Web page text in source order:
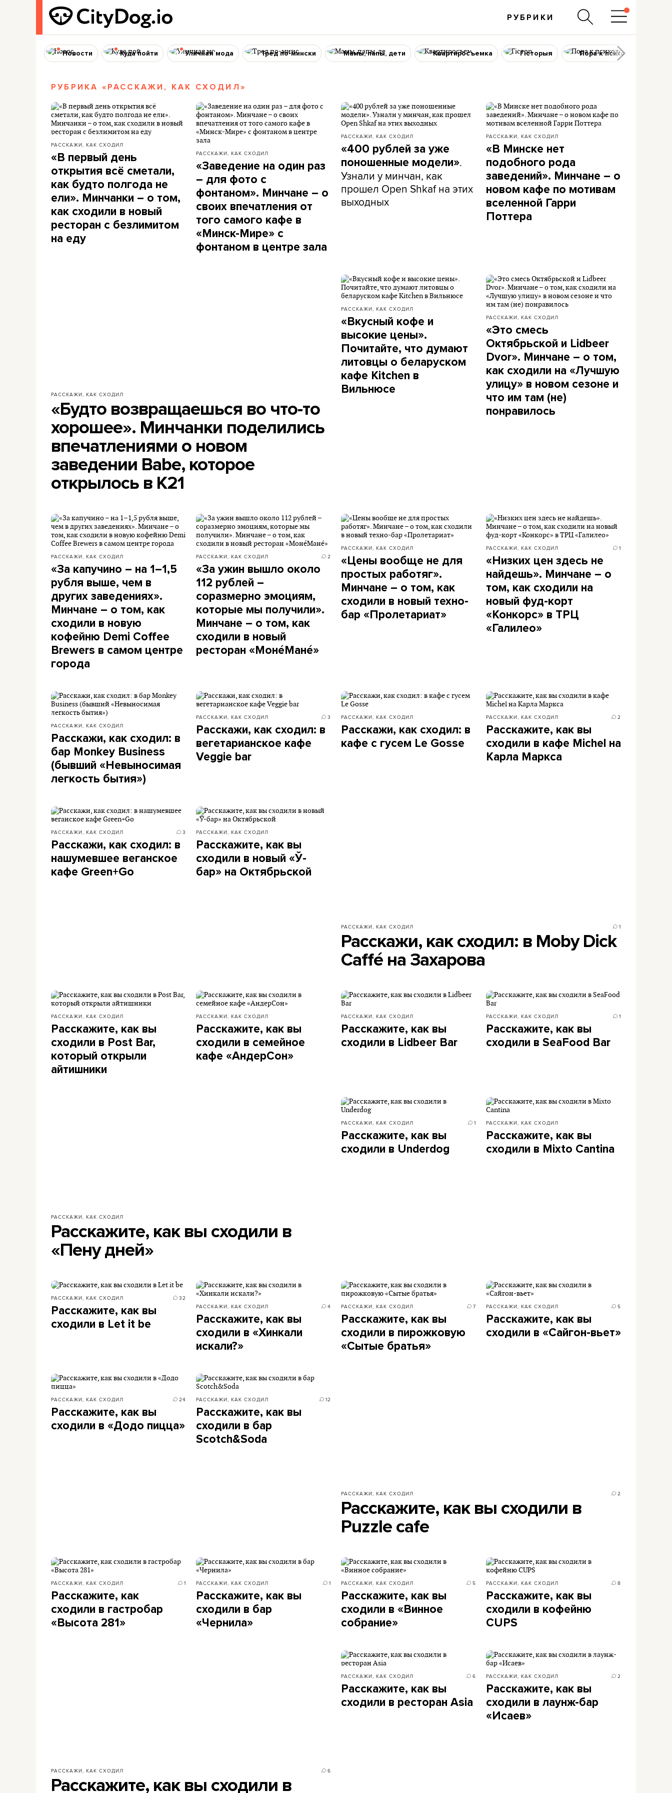
РУБРИКИ
Новости Куда пойти Уличная мода Тред по-мински Мамы, папы, дети Квартиросъемка Гісторыя Пора к психологу
РУБРИКА «РАССКАЖИ, КАК СХОДИЛ»
РАССКАЖИ, КАК СХОДИЛ
«В первый день
открытия всё сметали,
как будто полгода не
ели». Минчанки – о том,
как сходили в новый
ресторан с безлимитом
на еду
РАССКАЖИ, КАК СХОДИЛ
«Заведение на один раз
– для фото с
фонтаном». Минчане – о
своих впечатления от
того самого кафе в
«Минск-Мире» с
фонтаном в центре зала
РАССКАЖИ, КАК СХОДИЛ
«400 рублей за уже
поношенные модели».
Узнали у минчан, как
прошел Open Shkaf на этих
выходных
РАССКАЖИ, КАК СХОДИЛ
«В Минске нет
подобного рода
заведений». Минчане – о
новом кафе по мотивам
вселенной Гарри
Поттера
РАССКАЖИ, КАК СХОДИЛ
«Будто возвращаешься во что-то
хорошее». Минчанки поделились
впечатлениями о новом
заведении Babe, которое
открылось в К21
РАССКАЖИ, КАК СХОДИЛ
«Вкусный кофе и
высокие цены».
Почитайте, что думают
литовцы о беларуском
кафе Kitchen в
Вильнюсе
РАССКАЖИ, КАК СХОДИЛ
«Это смесь
Октябрьской и Lidbeer
Dvor». Минчане – о том,
как сходили на «Лучшую
улицу» в новом сезоне и
что им там (не)
понравилось
РАССКАЖИ, КАК СХОДИЛ
«За капучино – на 1–1,5
рубля выше, чем в
других заведениях».
Минчане – о том, как
сходили в новую
кофейню Demi Coffee
Brewers в самом центре
города
РАССКАЖИ, КАК СХОДИЛ 2
«За ужин вышло около
112 рублей –
соразмерно эмоциям,
которые мы получили».
Минчане – о том, как
сходили в новый
ресторан «МонéМанé»
РАССКАЖИ, КАК СХОДИЛ
«Цены вообще не для
простых работяг».
Минчане – о том, как
сходили в новый техно-
бар «Пролетариат»
РАССКАЖИ, КАК СХОДИЛ 1
«Низких цен здесь не
найдешь». Минчане – о
том, как сходили на
новый фуд-корт
«Конкорс» в ТРЦ
«Галилео»
РАССКАЖИ, КАК СХОДИЛ
Расскажи, как сходил: в
бар Monkey Business
(бывший «Невыносимая
легкость бытия»)
РАССКАЖИ, КАК СХОДИЛ 3
Расскажи, как сходил: в
вегетарианское кафе
Veggie bar
РАССКАЖИ, КАК СХОДИЛ
Расскажи, как сходил: в
кафе с гусем Le Gosse
РАССКАЖИ, КАК СХОДИЛ 2
Расскажите, как вы
сходили в кафе Michel на
Карла Маркса
РАССКАЖИ, КАК СХОДИЛ 3
Расскажи, как сходил: в
нашумевшее веганское
кафе Green+Go
РАССКАЖИ, КАК СХОДИЛ
Расскажите, как вы
сходили в новый «Ў-
бар» на Октябрьской
РАССКАЖИ, КАК СХОДИЛ 1
Расскажи, как сходил: в Moby Dick
Caffé на Захарова
РАССКАЖИ, КАК СХОДИЛ
Расскажите, как вы
сходили в Post Bar,
который открыли
айтишники
РАССКАЖИ, КАК СХОДИЛ
Расскажите, как вы
сходили в семейное
кафе «АндерСон»
РАССКАЖИ, КАК СХОДИЛ
Расскажите, как вы
сходили в Lidbeer Bar
РАССКАЖИ, КАК СХОДИЛ 1
Расскажите, как вы
сходили в SeaFood Bar
РАССКАЖИ, КАК СХОДИЛ
Расскажите, как вы сходили в
«Пену дней»
РАССКАЖИ, КАК СХОДИЛ 1
Расскажите, как вы
сходили в Underdog
РАССКАЖИ, КАК СХОДИЛ
Расскажите, как вы
сходили в Mixto Cantina
РАССКАЖИ, КАК СХОДИЛ 32
Расскажите, как вы
сходили в Let it be
РАССКАЖИ, КАК СХОДИЛ 4
Расскажите, как вы
сходили в «Хинкали
искали?»
РАССКАЖИ, КАК СХОДИЛ 7
Расскажите, как вы
сходили в пирожковую
«Сытые братья»
РАССКАЖИ, КАК СХОДИЛ 5
Расскажите, как вы
сходили в «Сайгон-вьет»
РАССКАЖИ, КАК СХОДИЛ 24
Расскажите, как вы
сходили в «Додо пицца»
РАССКАЖИ, КАК СХОДИЛ 12
Расскажите, как вы
сходили в бар
Scotch&Soda
РАССКАЖИ, КАК СХОДИЛ 2
Расскажите, как вы сходили в
Puzzle cafe
РАССКАЖИ, КАК СХОДИЛ 1
Расскажите, как
сходили в гастробар
«Высота 281»
РАССКАЖИ, КАК СХОДИЛ 1
Расскажите, как вы
сходили в бар
«Чернила»
РАССКАЖИ, КАК СХОДИЛ 5
Расскажите, как вы
сходили в «Винное
собрание»
РАССКАЖИ, КАК СХОДИЛ 8
Расскажите, как вы
сходили в кофейню
CUPS
РАССКАЖИ, КАК СХОДИЛ 6
Расскажите, как вы сходили в
РАССКАЖИ, КАК СХОДИЛ 6
Расскажите, как вы
сходили в ресторан Asia
РАССКАЖИ, КАК СХОДИЛ 2
Расскажите, как вы
сходили в лаунж-бар
«Исаев»